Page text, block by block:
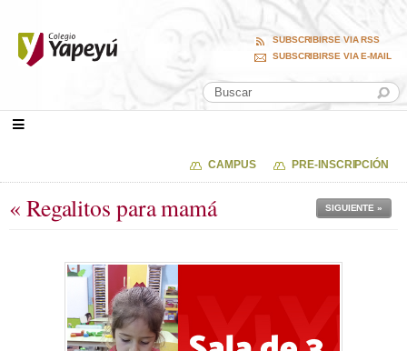
SUBSCRIBIRSE VIA RSS
SUBSCRIBIRSE VIA E-MAIL
CAMPUS PRE-INSCRIPCIÓN
« Regalitos para mamá SIGUIENTE »